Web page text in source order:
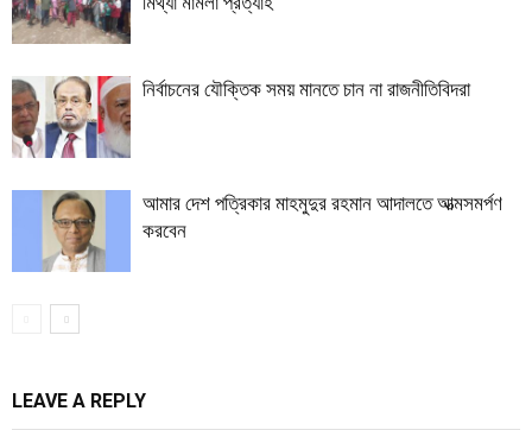
নির্বাচনের যৌক্তিক সময় মানতে চান না রাজনীতিবিদরা
আমার দেশ পত্রিকার মাহমুদুর রহমান আদালতে আত্মসমর্পণ
করবেন
LEAVE A REPLY